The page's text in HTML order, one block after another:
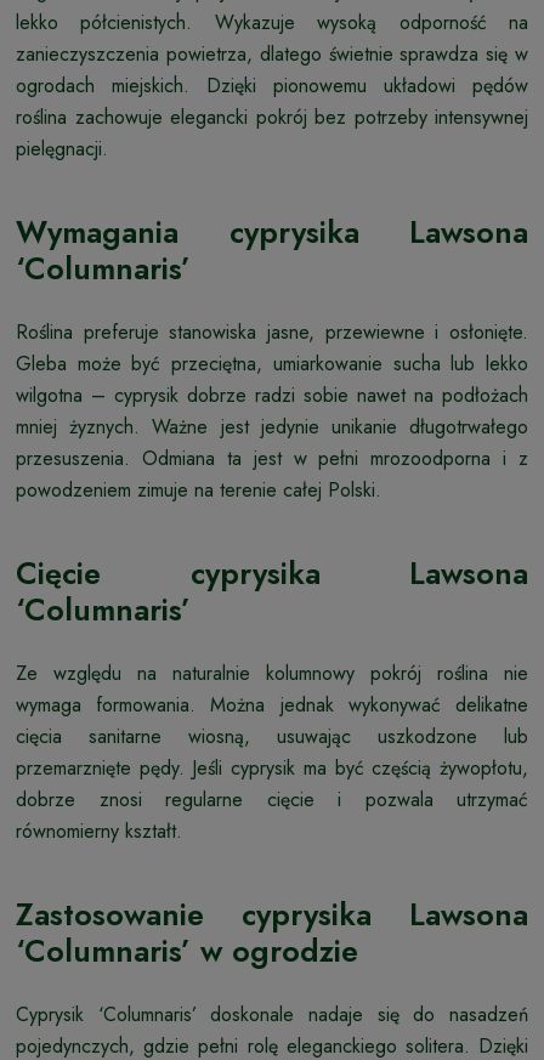
lekko półcienistych. Wykazuje wysoką odporność na
zanieczyszczenia powietrza, dlatego świetnie sprawdza się w
ogrodach miejskich. Dzięki pionowemu układowi pędów
roślina zachowuje elegancki pokrój bez potrzeby intensywnej
pielęgnacji.
Wymagania cyprysika Lawsona
‘Columnaris’
Roślina preferuje stanowiska jasne, przewiewne i osłonięte.
Gleba może być przeciętna, umiarkowanie sucha lub lekko
wilgotna – cyprysik dobrze radzi sobie nawet na podłożach
mniej żyznych. Ważne jest jedynie unikanie długotrwałego
przesuszenia. Odmiana ta jest w pełni mrozoodporna i z
powodzeniem zimuje na terenie całej Polski.
Cięcie cyprysika Lawsona
‘Columnaris’
Ze względu na naturalnie kolumnowy pokrój roślina nie
wymaga formowania. Można jednak wykonywać delikatne
cięcia sanitarne wiosną, usuwając uszkodzone lub
przemarznięte pędy. Jeśli cyprysik ma być częścią żywopłotu,
dobrze znosi regularne cięcie i pozwala utrzymać
równomierny kształt.
Zastosowanie cyprysika Lawsona
‘Columnaris’ w ogrodzie
Cyprysik ‘Columnaris’ doskonale nadaje się do nasadzeń
pojedynczych, gdzie pełni rolę eleganckiego solitera. Dzięki